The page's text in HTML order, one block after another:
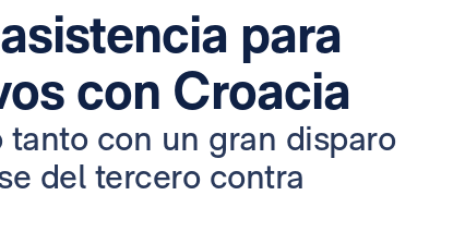
para
con Croacia
con un gran disparo
del tercero contra